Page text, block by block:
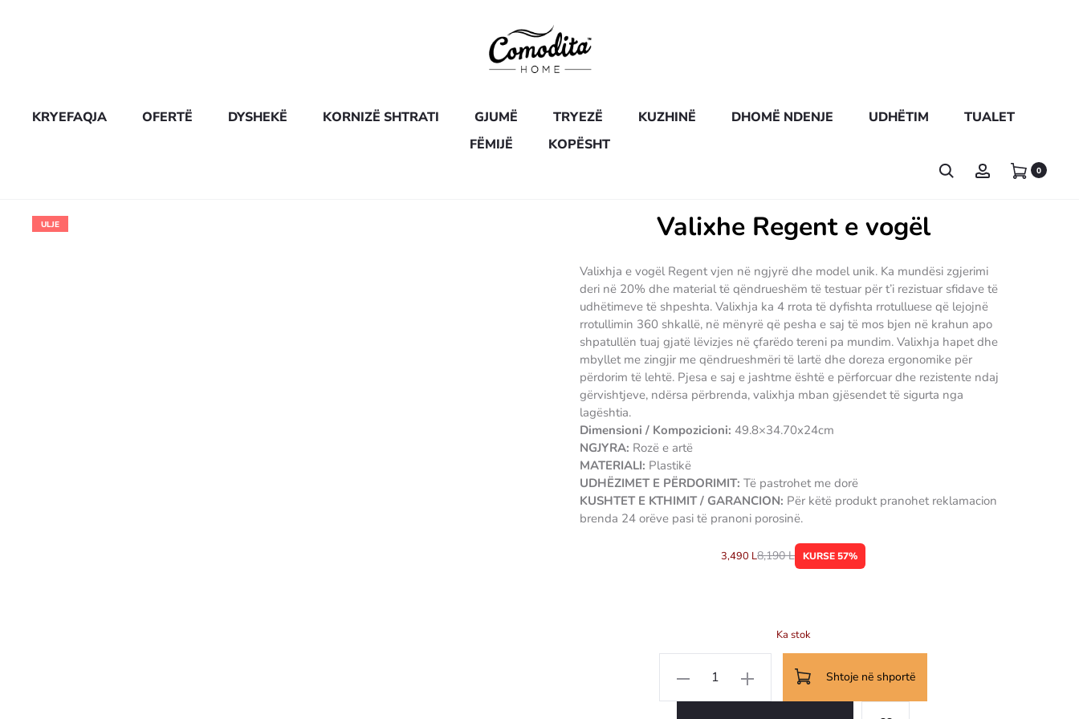
KRYEFAQJA OFERTË DYSHEKË KORNIZË SHTRATI GJUMË TRYEZË KUZHINË DHOMË NDENJE UDHËTIM
TUALET
FËMIJË
KOPËSHT
0
ULJE Valixhe Regent e vogël
Valixhja e vogël Regent vjen në ngjyrë dhe model unik. Ka mundësi zgjerimi
deri në 20% dhe material të qëndrueshëm të testuar për t’i rezistuar sfidave të
udhëtimeve të shpeshta. Valixhja ka 4 rrota të dyfishta rrotulluese që lejojnë
rrotullimin 360 shkallë, në mënyrë që pesha e saj të mos bjen në krahun apo
shpatullën tuaj gjatë lëvizjes në çfarëdo tereni pa mundim. Valixhja hapet dhe
mbyllet me zingjir me qëndrueshmëri të lartë dhe doreza ergonomike për
përdorim të lehtë. Pjesa e saj e jashtme është e përforcuar dhe rezistente ndaj
gërvishtjeve, ndërsa përbrenda, valixhja mban gjësendet të sigurta nga
lagështia.
Dimensioni / Kompozicioni: 49.8×34.70x24cm
NGJYRA: Rozë e artë
MATERIALI: Plastikë
UDHËZIMET E PËRDORIMIT: Të pastrohet me dorë
KUSHTET E KTHIMIT / GARANCION: Për këtë produkt pranohet reklamacion
brenda 24 orëve pasi të pranoni porosinë.
KURSE 57%
8,190L
3,490 L
Ka stok
Shtoje në shportë